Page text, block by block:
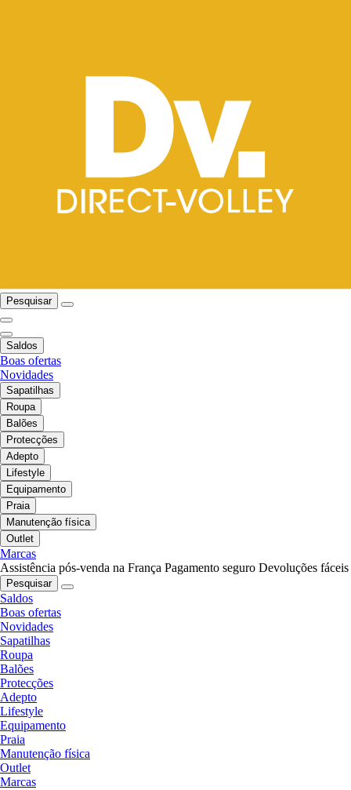
Pesquisar
Saldos
Boas ofertas
Novidades
Sapatilhas
Roupa
Balões
Protecções
Adepto
Lifestyle
Equipamento
Praia
Manutenção física
Outlet
Marcas
Assistência pós-venda na França Pagamento seguro Devoluções fáceis
Pesquisar
Saldos
Boas ofertas
Novidades
Sapatilhas
Roupa
Balões
Protecções
Adepto
Lifestyle
Equipamento
Praia
Manutenção física
Outlet
Marcas